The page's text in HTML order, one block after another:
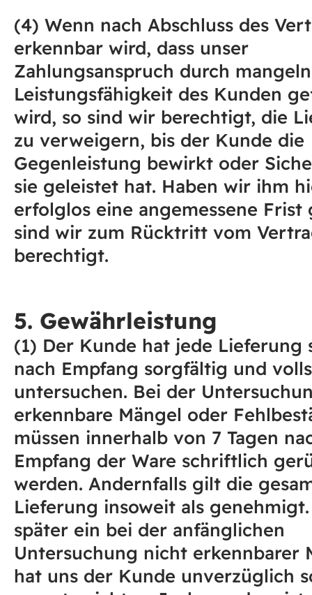
(4) Wenn nach Abschluss des
erkennbar wird, dass unser
Zahlungsanspruch durch
Leistungsfähigkeit des Kunden
wird, so sind wir berechtigt, die
zu verweigern, bis der Kunde die
Gegenleistung bewirkt oder
sie geleistet hat. Haben wir ihm
erfolglos eine angemessene Frist
sind wir zum Rücktritt vom
berechtigt.
5. Gewährleistung
(1) Der Kunde hat jede Lieferung
nach Empfang sorgfältig und
untersuchen. Bei der
erkennbare Mängel oder
müssen innerhalb von 7 Tagen
Empfang der Ware schriftlich
werden. Andernfalls gilt die
Lieferung insoweit als
später ein bei der anfänglichen
Untersuchung nicht erkennbarer
hat uns der Kunde unverzüglich